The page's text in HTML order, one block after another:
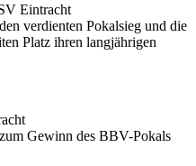
Eintracht
verdienten Pokalsieg und die
Platz ihren langjährigen
Gewinn des BBV-Pokals